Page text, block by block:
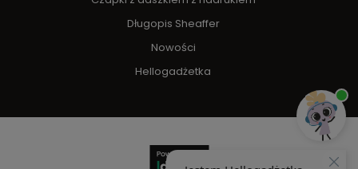
Długopis Sheaffer
Nowości
Hellogadżetka